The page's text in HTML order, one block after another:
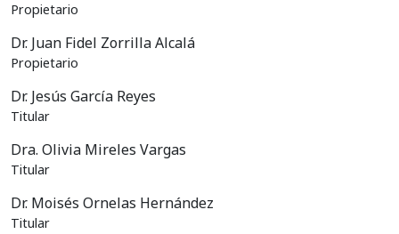
Propietario
Dr. Juan Fidel Zorrilla Alcalá
Propietario
Dr. Jesús García Reyes
Titular
Dra. Olivia Mireles Vargas
Titular
Dr. Moisés Ornelas Hernández
Titular